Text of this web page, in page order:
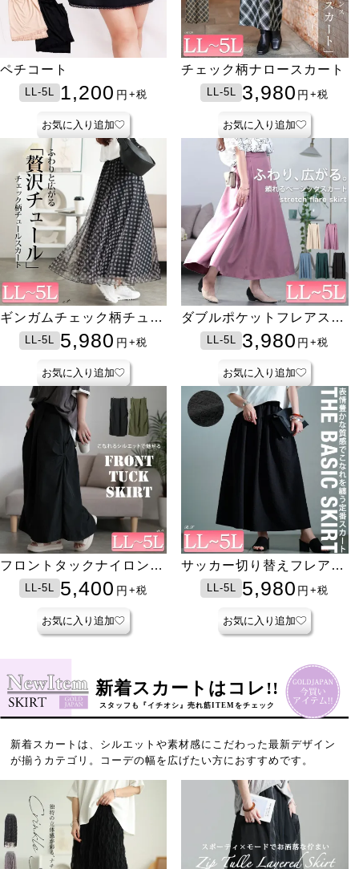
ペチコート
LL-5L 1,200 円 +税
お気に入り追加
チェック柄ナロースカート
LL-5L 3,980 円 +税
お気に入り追加
ギンガムチェック柄チュー
ルフレアスカート
LL-5L 5,980 円 +税
お気に入り追加
ダブルポケットフレアスカ
ートLL-5L 3,980 円 +税
お気に入り追加
フロントタックナイロンナ
ロースカート
LL-5L 5,400 円 +税
お気に入り追加
サッカー切り替えフレアス
カートLL-5L 5,980 円 +税
お気に入り追加
新着スカートはコレ!!
スタッフも『イチオシ』売れ筋ITEMをチェック
新着スカートは、シルエットや素材感にこだわった最新デザイン
が揃うカテゴリ。コーデの幅を広げたい方におすすめです。